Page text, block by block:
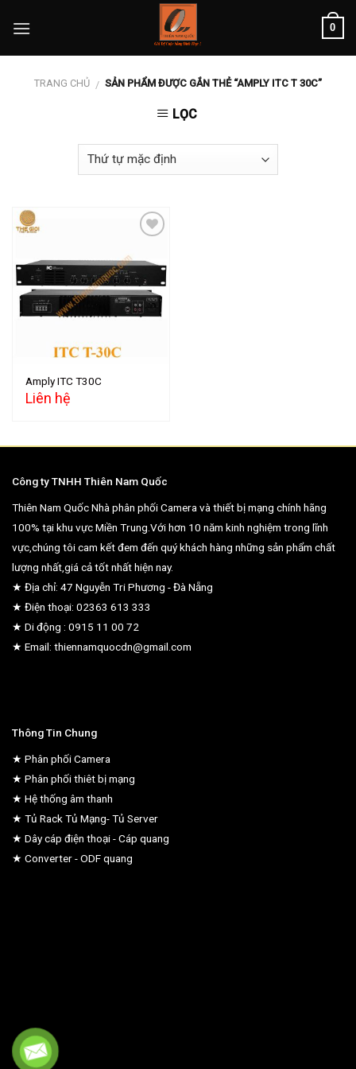
0
TRANG CHỦ / SẢN PHẨM ĐƯỢC GẮN THẺ “AMPLY ITC T 30C”
LỌC
Add to
wishlist
Amply ITC T30C
Liên hệ
Công ty TNHH Thiên Nam Quốc
Thiên Nam Quốc Nhà phân phối Camera và thiết bị mạng chính hãng
100% tại khu vực Miền Trung.Với hơn 10 năm kinh nghiệm trong lĩnh
vực,chúng tôi cam kết đem đến quý khách hàng những sản phẩm chất
lượng nhất,giá cả tốt nhất hiện nay.
★ Địa chỉ: 47 Nguyễn Tri Phương - Đà Nẵng
★ Điện thoại: 02363 613 333
★ Di động : 0915 11 00 72
★ Email: thiennamquocdn@gmail.com
Thông Tin Chung
★ Phân phối Camera
★ Phân phối thiêt bị mạng
★ Hệ thống âm thanh
★ Tủ Rack Tủ Mạng- Tủ Server
★ Dây cáp điện thoại - Cáp quang
★ Converter - ODF quang